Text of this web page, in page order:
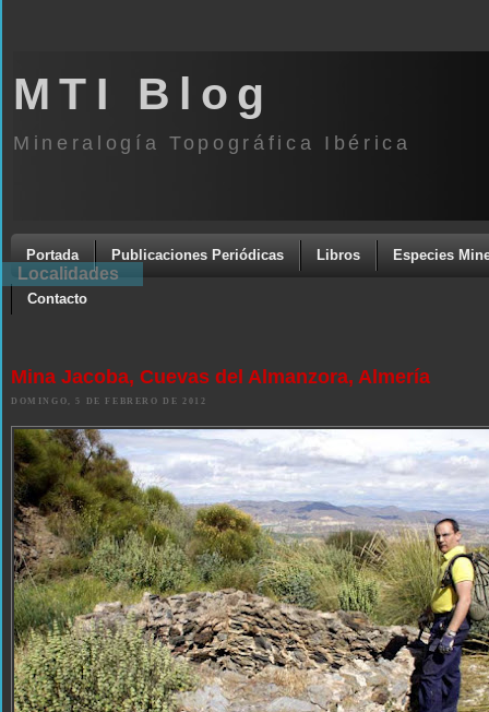
MTI Blog
Mineralogía Topográfica Ibérica
Portada Publicaciones Periódicas Libros Especies
Contacto
Mina Jacoba, Cuevas del Almanzora, Almería
DOMINGO, 5 DE FEBRERO DE 2012
Localidades